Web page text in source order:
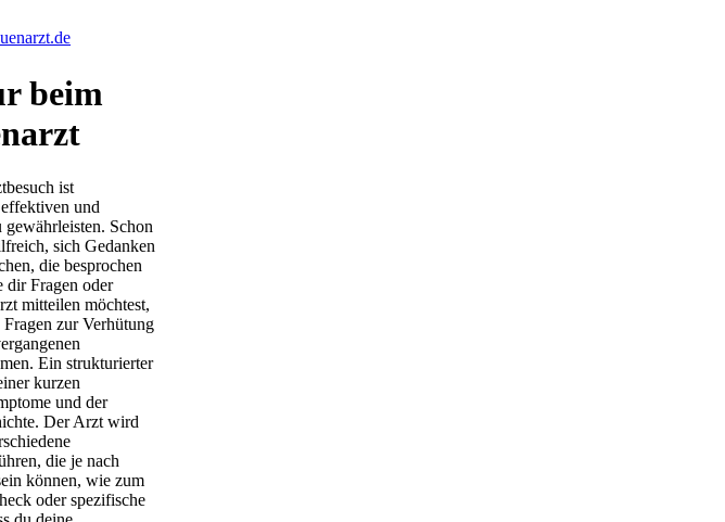
beim
ist
und
Schon
sich Gedanken
die besprochen
dir Fragen oder
mitteilen möchtest,
zur Verhütung
Ein strukturierter
kurzen
und der
Der Arzt wird
die je nach
können, wie zum
oder spezifische